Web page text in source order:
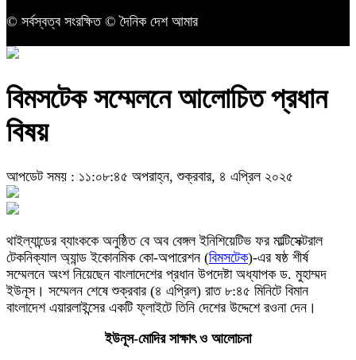
© সর্বস্বত্ব সংরক্ষিত © দৈনিক দেশ আমার
বিমসটেক সম্মেলনে আলোচিত প্রধান
বিষয়
আপডেট সময় : ১১:০৮:৪৫ অপরাহ্ন, শুক্রবার, ৪ এপ্রিল ২০২৫
থাইল্যান্ডের ব্যাংককে অনুষ্ঠিত বে অব বেঙ্গল ইনিশিয়েটিভ ফর মাল্টিসেক্টরাল
টেকনিক্যাল অ্যান্ড ইকোনমিক কো-অপারেশন (বিমসটেক)-এর ষষ্ঠ শীর্ষ
সম্মেলনে অংশ নিয়েছেন বাংলাদেশের প্রধান উপদেষ্টা অধ্যাপক ড. মুহাম্মদ
ইউনূস। সম্মেলন শেষে শুক্রবার (৪ এপ্রিল) রাত ৮:৪৫ মিনিটে বিমান
বাংলাদেশ এয়ারলাইন্সের একটি ফ্লাইটে তিনি দেশের উদ্দেশে রওনা দেন।
ইউনূস-মোদির সাক্ষাৎ ও আলোচনা